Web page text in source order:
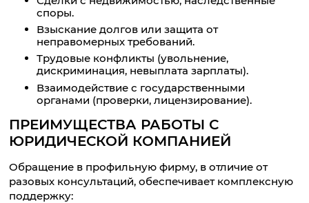
споры.
Взыскание долгов или защита от
неправомерных требований.
Трудовые конфликты (увольнение,
дискриминация, невыплата зарплаты).
Взаимодействие с государственными
органами (проверки, лицензирование).
ПРЕИМУЩЕСТВА РАБОТЫ С
ЮРИДИЧЕСКОЙ КОМПАНИЕЙ
Обращение в профильную фирму, в отличие от
разовых консультаций, обеспечивает комплексную
поддержку: